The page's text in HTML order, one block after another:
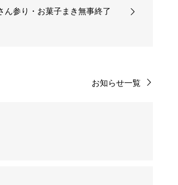
ん参り・お菓子まき無事終了
お知らせ一覧